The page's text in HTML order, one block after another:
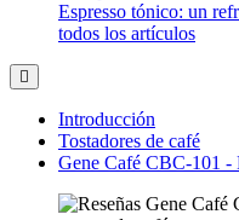
Espresso tónico: un
todos los artículos
Introducción
Tostadores de café
Gene Café CBC-101 -